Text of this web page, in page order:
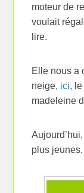
moteur de
voulait
lire.
Elle nous a
neige, ici,
madeleine
plus jeunes.